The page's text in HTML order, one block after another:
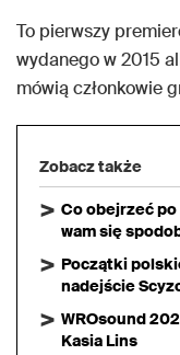
To pierwszy
wydanego w 2015
mówią członkowie
Zobacz także
Co obejrzeć
wam się
Początki
nadejście
WROsound
Kasia Lins